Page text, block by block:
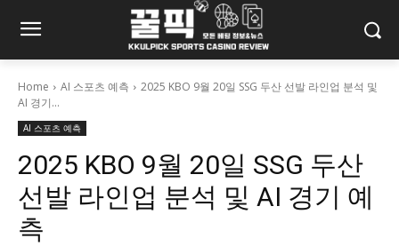
Home AI 스포츠 예측
2025 KBO 9월 20일 SSG 두산 선발 라인업 분석 및
AI 경기...
AI 스포츠 예측
2025 KBO 9월 20일 SSG 두산
선발 라인업 분석 및 AI 경기 예
측